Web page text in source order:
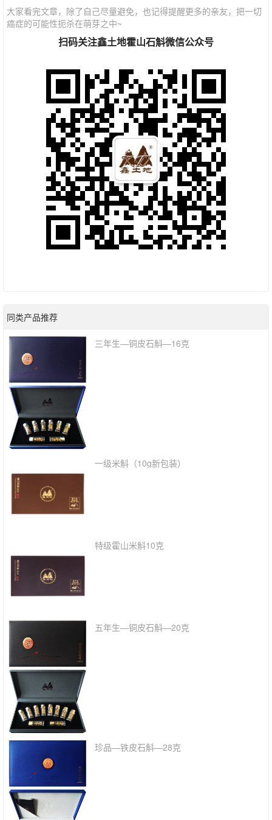
大家看完文章，除了自己尽量避免，也记得提醒更多的亲友，把一切
癌症的可能性扼杀在萌芽之中~
扫码关注鑫土地霍山石斛微信公众号
同类产品推荐
三年生—铜皮石斛—16克
一级米斛（10g新包装）
特级霍山米斛10克
五年生—铜皮石斛—20克
珍品—铁皮石斛—28克